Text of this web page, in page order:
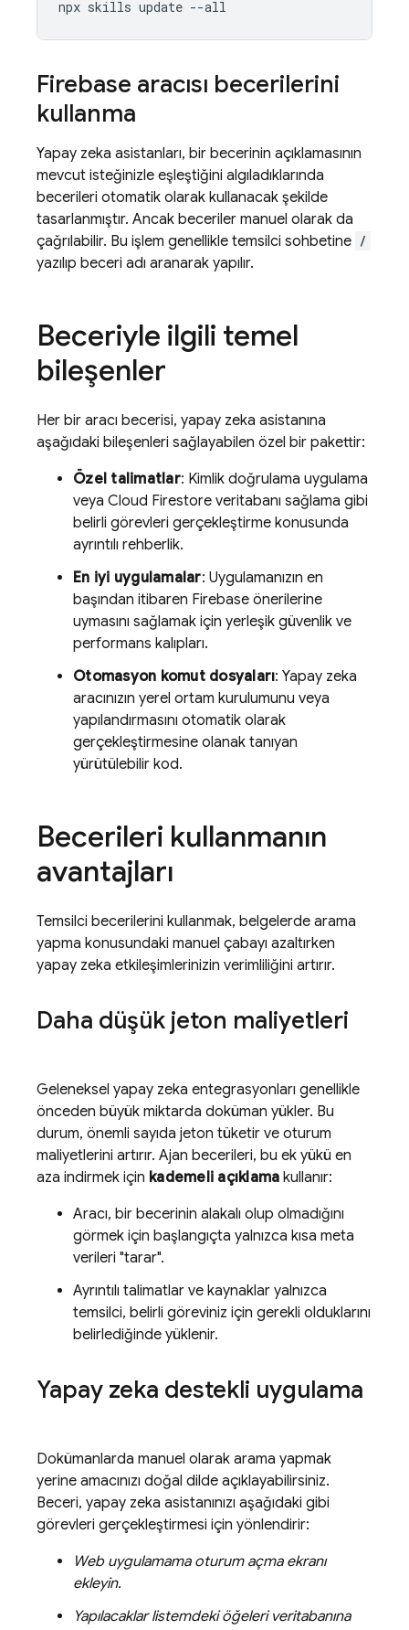
Firebase aracısı becerilerini
kullanma
Yapay zeka asistanları, bir becerinin açıklamasının
mevcut isteğinizle eşleştiğini algıladıklarında
becerileri otomatik olarak kullanacak şekilde
tasarlanmıştır. Ancak beceriler manuel olarak da
çağrılabilir. Bu işlem genellikle temsilci sohbetine /
yazılıp beceri adı aranarak yapılır.
Beceriyle ilgili temel
bileşenler
Her bir aracı becerisi, yapay zeka asistanına
aşağıdaki bileşenleri sağlayabilen özel bir pakettir:
Özel talimatlar: Kimlik doğrulama uygulama
veya Cloud Firestore veritabanı sağlama gibi
belirli görevleri gerçekleştirme konusunda
ayrıntılı rehberlik.
En iyi uygulamalar: Uygulamanızın en
başından itibaren Firebase önerilerine
uymasını sağlamak için yerleşik güvenlik ve
performans kalıpları.
Otomasyon komut dosyaları: Yapay zeka
aracınızın yerel ortam kurulumunu veya
yapılandırmasını otomatik olarak
gerçekleştirmesine olanak tanıyan
yürütülebilir kod.
Becerileri kullanmanın
avantajları
Temsilci becerilerini kullanmak, belgelerde arama
yapma konusundaki manuel çabayı azaltırken
yapay zeka etkileşimlerinizin verimliliğini artırır.
Daha düşük jeton maliyetleri
Geleneksel yapay zeka entegrasyonları genellikle
önceden büyük miktarda doküman yükler. Bu
durum, önemli sayıda jeton tüketir ve oturum
maliyetlerini artırır. Ajan becerileri, bu ek yükü en
aza indirmek için kademeli açıklama kullanır:
Aracı, bir becerinin alakalı olup olmadığını
görmek için başlangıçta yalnızca kısa meta
verileri "tarar".
Ayrıntılı talimatlar ve kaynaklar yalnızca
temsilci, belirli göreviniz için gerekli olduklarını
belirlediğinde yüklenir.
Yapay zeka destekli uygulama
Dokümanlarda manuel olarak arama yapmak
yerine amacınızı doğal dilde açıklayabilirsiniz.
Beceri, yapay zeka asistanınızı aşağıdaki gibi
görevleri gerçekleştirmesi için yönlendirir:
Web uygulamama oturum açma ekranı
ekleyin.
Yapılacaklar listemdeki öğeleri veritabanına